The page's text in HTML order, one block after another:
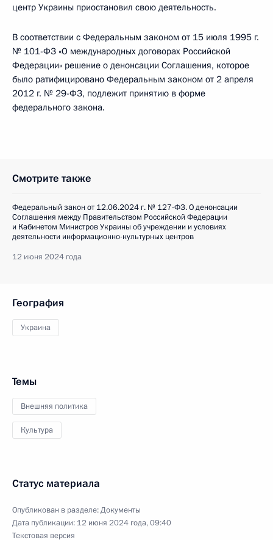
центр Украины приостановил свою деятельность.
В соответствии с Федеральным законом от 15 июля 1995 г.
№ 101-ФЗ «О международных договорах Российской
Федерации» решение о денонсации Соглашения, которое
было ратифицировано Федеральным законом от 2 апреля
2012 г. № 29-ФЗ, подлежит принятию в форме
федерального закона.
Смотрите также
Федеральный закон от 12.06.2024 г. № 127-ФЗ. О денонсации
Соглашения между Правительством Российской Федерации
и Кабинетом Министров Украины об учреждении и условиях
деятельности информационно-культурных центров
12 июня 2024 года
География
Украина
Темы
Внешняя политика
Культура
Статус материала
Опубликован в разделе:Документы
Дата публикации: 12 июня 2024 года, 09:40
Текстовая версия